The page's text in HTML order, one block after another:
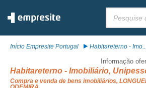
Início Empresite Portugal Habitareterno - Imo...
Informação
Habitareterno - Imobiliário,
Compra e venda de bens imobiliários,